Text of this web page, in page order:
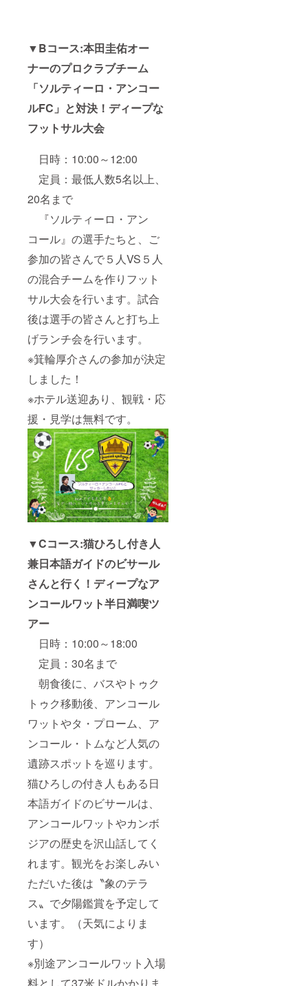
▼Bコース:本田圭佑オー
ナーのプロクラブチーム
「ソルティーロ・アンコー
ルFC」と対決！ ディープな
フットサル大会
日時：10:00～12:00
定員：最低人数5名以上、
20名まで
『ソルティーロ・アン
コール』の選手たちと、ご
参加の皆さんで５人VS５人
の混合チームを作りフット
サル大会を行います。試合
後は選手の皆さんと打ち上
げランチ会を行います。
※箕輪厚介さんの参加が決定
しました！
※ホテル送迎あり、観戦・応
援・見学は無料です。
▼Cコース:猫ひろし付き人
兼日本語ガイドのビサール
さんと行く！ディープなア
ンコールワット半日満喫ツ
アー
日時：10:00～18:00
定員：30名まで
朝食後に、バスやトゥク
トゥク移動後、アンコール
ワットやタ・プローム、ア
ンコール・トムなど人気の
遺跡スポットを巡ります。
猫ひろしの付き人もある日
本語ガイドのビサールは、
アンコールワットやカンボ
ジアの歴史を沢山話してく
れます。観光をお楽しみい
ただいた後は〝象のテラ
ス〟で夕陽鑑賞を予定して
います。（天気によりま
す）
※別途アンコールワット入場